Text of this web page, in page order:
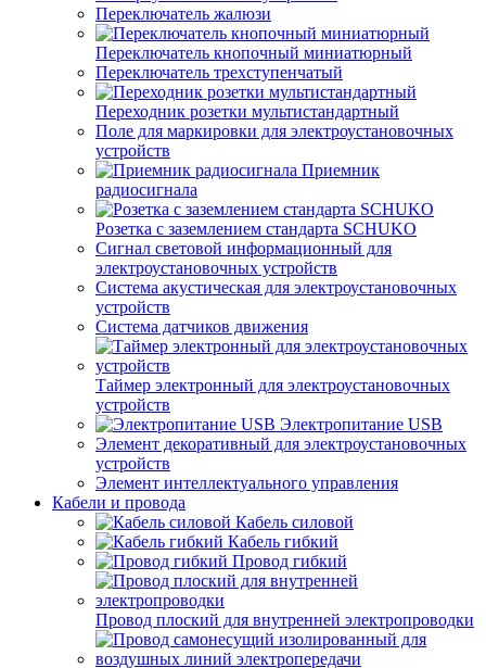
Переключатель жалюзи
Переключатель кнопочный миниатюрный
Переключатель трехступенчатый
Переходник розетки мультистандартный
Поле для маркировки для электроустановочных
устройств
Приемник
радиосигнала
Розетка с заземлением стандарта SCHUKO
Сигнал световой информационный для
электроустановочных устройств
Система акустическая для электроустановочных
устройств
Система датчиков движения
Таймер электронный для электроустановочных
устройств
Электропитание USB
Элемент декоративный для электроустановочных
устройств
Элемент интеллектуального управления
Кабели и провода
Кабель силовой
Кабель гибкий
Провод гибкий
Провод плоский для внутренней электропроводки